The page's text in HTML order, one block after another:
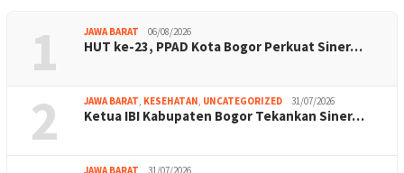
1 JAWA BARAT 06/08/2026
HUT ke-23, PPAD Kota Bogor Perkuat Siner…
2 JAWA BARAT, KESEHATAN, UNCATEGORIZED 31/07/2026
Ketua IBI Kabupaten Bogor Tekankan Siner…
JAWA BARAT 31/07/2026